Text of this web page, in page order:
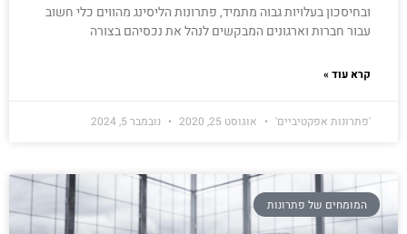
ובחיסכון בעלויות גבוה מתמיד, פתרונות הליסינג מהווים כלי חשוב
עבור חברות וארגונים המבקשים לנהל את נכסיהם בצורה
קרא עוד »
'פתרונות אפקטיביים' אוגוסט 25, 2020 נובמבר 5, 2024
המומחים של פתרונות